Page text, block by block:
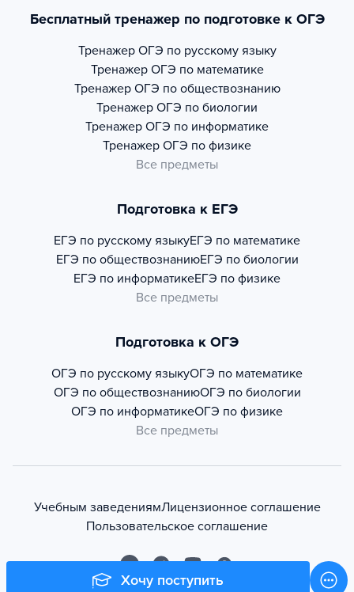
Хочу поступить
Бесплатный тренажер по подготовке к ОГЭ
Тренажер ОГЭ по русскому языку
Тренажер ОГЭ по математике
Тренажер ОГЭ по обществознанию
Тренажер ОГЭ по биологии
Тренажер ОГЭ по информатике
Тренажер ОГЭ по физике
Все предметы
Подготовка к ЕГЭ
ЕГЭ по русскому языкуЕГЭ по математике
ЕГЭ по обществознаниюЕГЭ по биологии
ЕГЭ по информатикеЕГЭ по физике
Все предметы
Подготовка к ОГЭ
ОГЭ по русскому языкуОГЭ по математике
ОГЭ по обществознаниюОГЭ по биологии
ОГЭ по информатикеОГЭ по физике
Все предметы
Учебным заведениямЛицензионное соглашение
Пользовательское соглашение